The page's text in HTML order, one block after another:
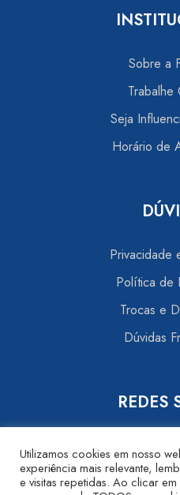
Sobre a
Trabalhe
Seja
Horário de
Privacidade
Política de
Trocas e
Dúvidas
REDES
Utilizamos cookies em nosso
experiência mais relevante,
e visitas repetidas. Ao clicar